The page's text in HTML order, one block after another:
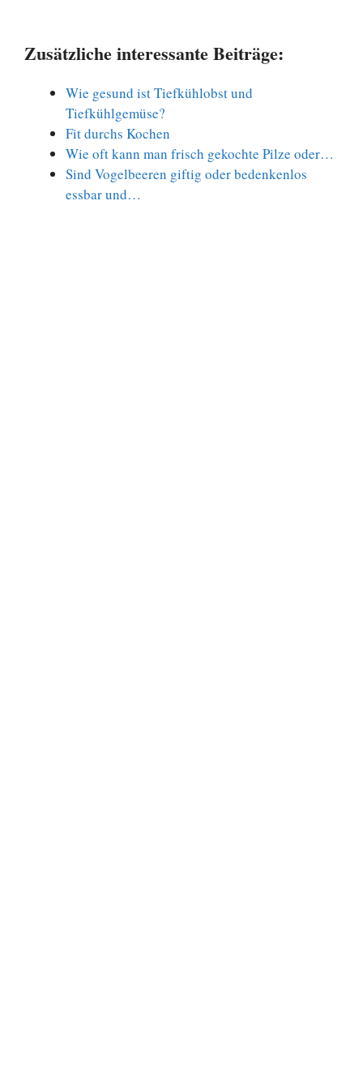
Zusätzliche interessante Beiträge:
Wie gesund ist Tiefkühlobst und
Tiefkühlgemüse?
Fit durchs Kochen
Wie oft kann man frisch gekochte Pilze oder…
Sind Vogelbeeren giftig oder bedenkenlos
essbar und…